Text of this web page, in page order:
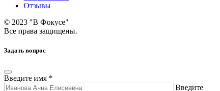
Отзывы
© 2023 "В Фокусе"
Все права защищены.
Задать вопрос
Введите имя *
Введите